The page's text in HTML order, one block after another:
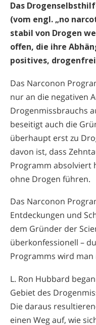
Das
(vom engl. „no
stabil von Drogen
offen, die ihre
positives,
Das Narconon
nur an die negativen
Drogenmissbrauchs
beseitigt auch die
überhaupt erst zu
davon ist, dass
Programm absolviert
ohne Drogen führen.
Das Narconon
Entdeckungen und
dem Gründer der
überkonfessionell –
Programms wird man
L. Ron Hubbard
Gebiet des
Die daraus
einen Weg auf, wie